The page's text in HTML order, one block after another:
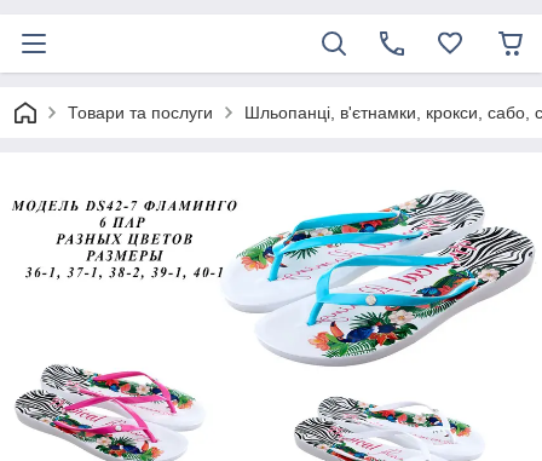
Товари та послуги Шльопанці, в'єтнамки, крокси, сабо,